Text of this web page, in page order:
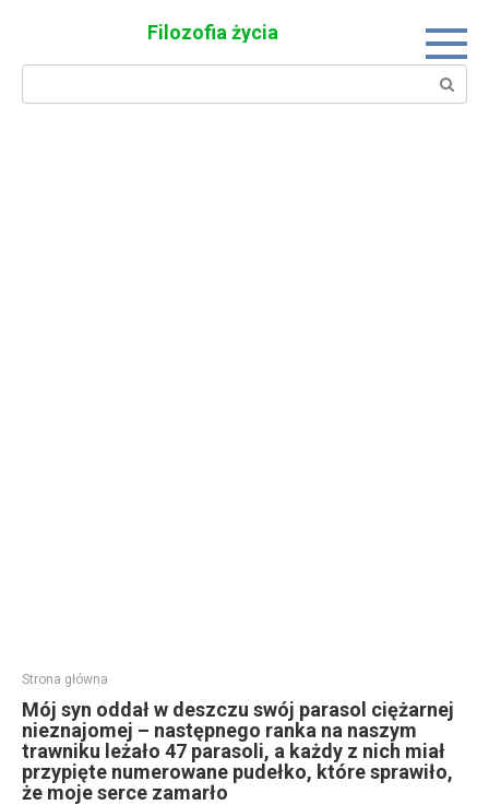
Filozofia życia
Search:
Strona główna
Mój syn oddał w deszczu swój parasol ciężarnej
nieznajomej – następnego ranka na naszym
trawniku leżało 47 parasoli, a każdy z nich miał
przypięte numerowane pudełko, które sprawiło,
że moje serce zamarło